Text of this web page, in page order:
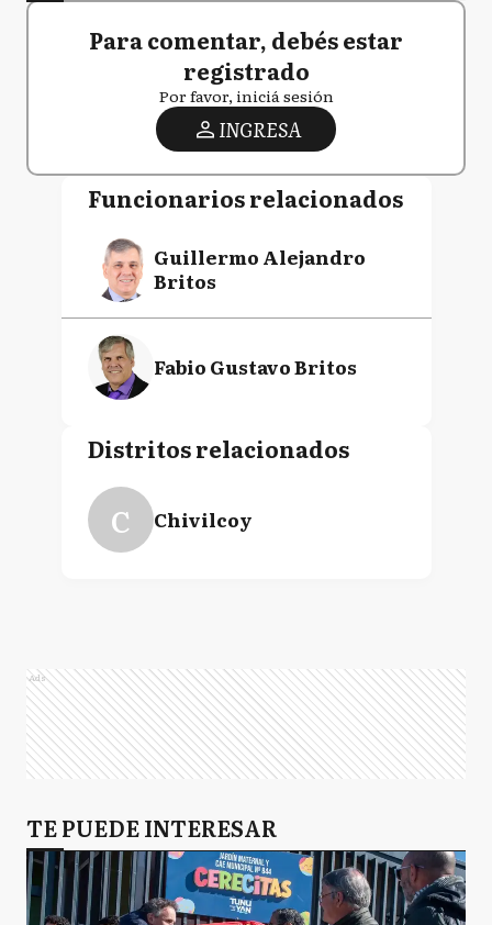
Para comentar, debés estar
registrado
Por favor, iniciá sesión
INGRESA
Funcionarios relacionados
Guillermo Alejandro
Britos
Fabio Gustavo Britos
Distritos relacionados
C Chivilcoy
Ads
TE PUEDE INTERESAR